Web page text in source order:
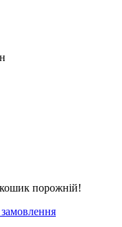
порожній!